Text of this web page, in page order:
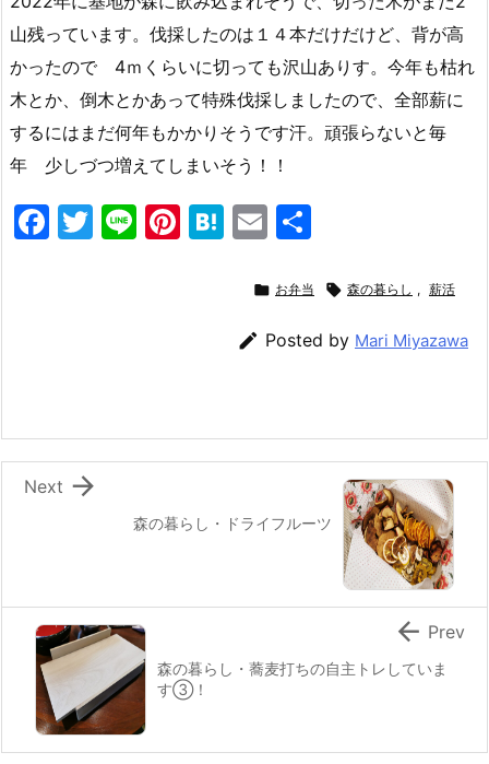
山残っています。伐採したのは１４本だけだけど、背が高
かったので 4ｍくらいに切っても沢山ありす。今年も枯れ
木とか、倒木とかあって特殊伐採しましたので、全部薪に
するにはまだ何年もかかりそうです汗。頑張らないと毎
年 少しづつ増えてしまいそう！！
F
o
k
T
Li Pi H
a
E
ai
l
 お弁当  森の暮らし , 薪活
 Posted by Mari Miyazawa
森の暮らし・ドライフルーツ

Next
森の暮らし・蕎麦打ちの自主トレしていま
す③！
 Prev